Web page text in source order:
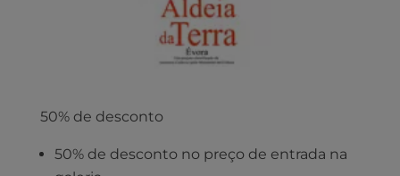
50% de desconto
50% de desconto no preço de entrada na